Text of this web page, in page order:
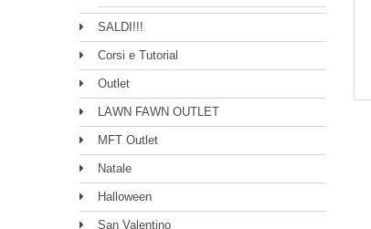
SALDI!!!
Corsi e Tutorial
Outlet
LAWN FAWN OUTLET
MFT Outlet
Natale
Halloween
San Valentino